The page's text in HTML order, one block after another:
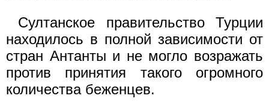
Султанское правительство Турции
находилось в полной зависимости от
стран Антанты и не могло возражать
против принятия такого огромного
количества беженцев.